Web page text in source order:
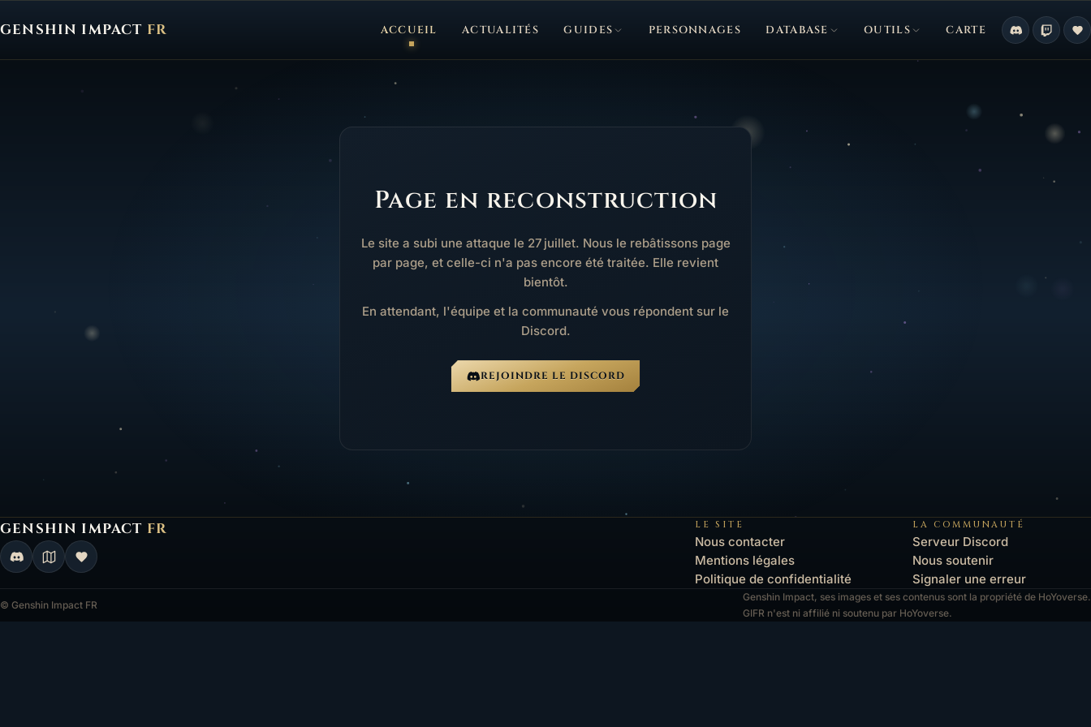
GENSHIN IMPACT FR
Genshin Impact FR, retour à l'accueil
ACCUEIL ACTUALITÉS GUIDES PERSONNAGES DATABASE OUTILS CARTE
Page en reconstruction
Le site a subi une attaque le 27 juillet. Nous le rebâtissons page
par page, et celle-ci n'a pas encore été traitée. Elle revient
bientôt.
En attendant, l'équipe et la communauté vous répondent sur le
Discord.
REJOINDRE LE DISCORD
GENSHIN IMPACT FR
Genshin Impact FR, retour à l'accueil
LE SITE
Nous contacter
Mentions légales
Politique de confidentialité
LA COMMUNAUTÉ
Serveur Discord
Nous soutenir
Signaler une erreur
© Genshin Impact FR
Genshin Impact, ses images et ses contenus sont la propriété de HoYoverse.
GIFR n'est ni affilié ni soutenu par HoYoverse.